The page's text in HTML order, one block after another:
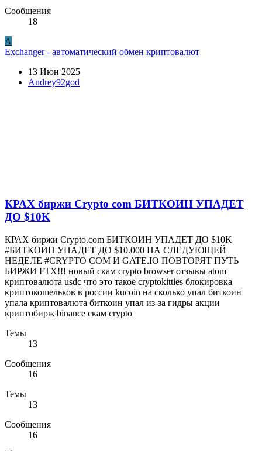
Сообщения
18
A
Exchanger - автоматический обмен криптовалют
13 Июн 2025
Andrey92god
КРАХ биржи Crypto com БИТКОИН УПАДЕТ
ДО $10K
КРАХ биржи Crypto.com БИТКОИН УПАДЕТ ДО $10K
#БИТКОИН УПАДЕТ ДО $10.000 НА СЛЕДУЮЩЕЙ
НЕДЕЛЕ #CRYPTO COM И GATE.IO ПОВТОРЯТ ПУТЬ
БИРЖИ FTX!!! новый скам crypto browser отзывы atom
криптовалюта usdc что это такое cryptokitties блокировка
криптокошельков в россии kucoin на сколько упал биткоин
упала криптовалюта биткоин упал из-за гидры акции
криптобирж binance скам crypto
Темы
13
Сообщения
16
Темы
13
Сообщения
16